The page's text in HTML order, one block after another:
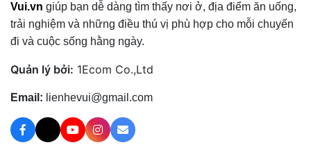
Vui.vn giúp bạn dễ dàng tìm thấy nơi ở, địa điểm ăn uống,
trải nghiệm và những điều thú vị phù hợp cho mỗi chuyến
đi và cuộc sống hằng ngày.
Quản lý bởi: 1Ecom Co.,Ltd
Email: lienhevui@gmail.com